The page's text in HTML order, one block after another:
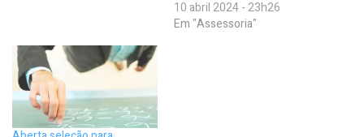
10 abril 2024 - 23h26
Em "Assessoria"